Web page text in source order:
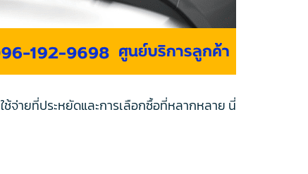
จ่ายที่ประหยัดและการเลือกซื้อที่หลากหลาย นี่